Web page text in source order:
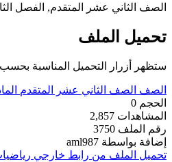
الصف الثاني عشر المتقدم, الفصل الثاني, رياضيات 2017-2018,
تحميل الملف
ستظهر أزرار التحميل المناسبة بحسب
الصف الصف الثاني عشر المتقدم
الحجم 0
المشاهدات 2,857
رقم الملف 3750
إضافة بواسطة aml987
تحميل الملف من رابط خارجي